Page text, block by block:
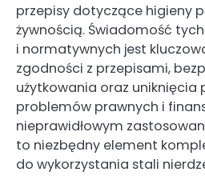
przepisy dotyczące higieny
żywnością. Świadomość
i normatywnych jest
zgodności z przepisami,
użytkowania oraz uniknięcia
problemów prawnych i
nieprawidłowym
to niezbędny element
do wykorzystania stali